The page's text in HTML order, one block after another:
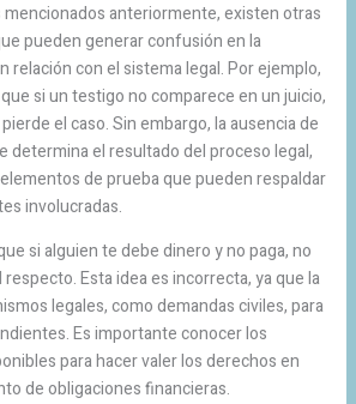
anteriormente, existen otras
pueden generar confusión en la
relación con el sistema legal. Por ejemplo,
si un testigo no comparece en un juicio,
el caso. Sin embargo, la ausencia de
determina el resultado del proceso legal,
de prueba que pueden respaldar
involucradas.
si alguien te debe dinero y no paga, no
Esta idea es incorrecta, ya que la
legales, como demandas civiles, para
Es importante conocer los
para hacer valer los derechos en
de obligaciones financieras.